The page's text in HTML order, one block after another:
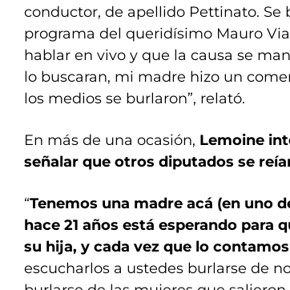
conductor, de apellido Pettinato.
programa del queridísimo Mauro
hablar en vivo y que la causa se
lo buscaran, mi madre hizo un
los medios se burlaron”, relató.
En más de una ocasión, Lemoine
señalar que otros diputados se
“Tenemos una madre acá (en uno
hace 21 años está esperando para
su hija, y cada vez que lo
escucharlos a ustedes burlarse de